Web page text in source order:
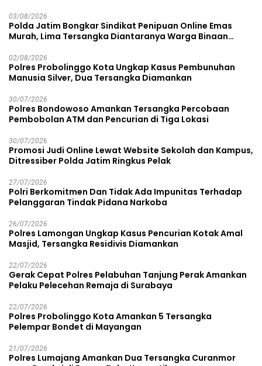
03/08/2026
Polda Jatim Bongkar Sindikat Penipuan Online Emas
Murah, Lima Tersangka Diantaranya Warga Binaan
02/08/2026
Polres Probolinggo Kota Ungkap Kasus Pembunuhan
Manusia Silver, Dua Tersangka Diamankan
30/07/2026
Polres Bondowoso Amankan Tersangka Percobaan
Pembobolan ATM dan Pencurian di Tiga Lokasi
30/07/2026
Promosi Judi Online Lewat Website Sekolah dan Kampus,
Ditressiber Polda Jatim Ringkus Pelak
27/07/2026
Polri Berkomitmen Dan Tidak Ada Impunitas Terhadap
Pelanggaran Tindak Pidana Narkoba
26/07/2026
Polres Lamongan Ungkap Kasus Pencurian Kotak Amal
Masjid, Tersangka Residivis Diamankan
22/07/2026
Gerak Cepat Polres Pelabuhan Tanjung Perak Amankan
Pelaku Pelecehan Remaja di Surabaya
22/07/2026
Polres Probolinggo Kota Amankan 5 Tersangka
Pelempar Bondet di Mayangan
21/07/2026
Polres Lumajang Amankan Dua Tersangka Curanmor